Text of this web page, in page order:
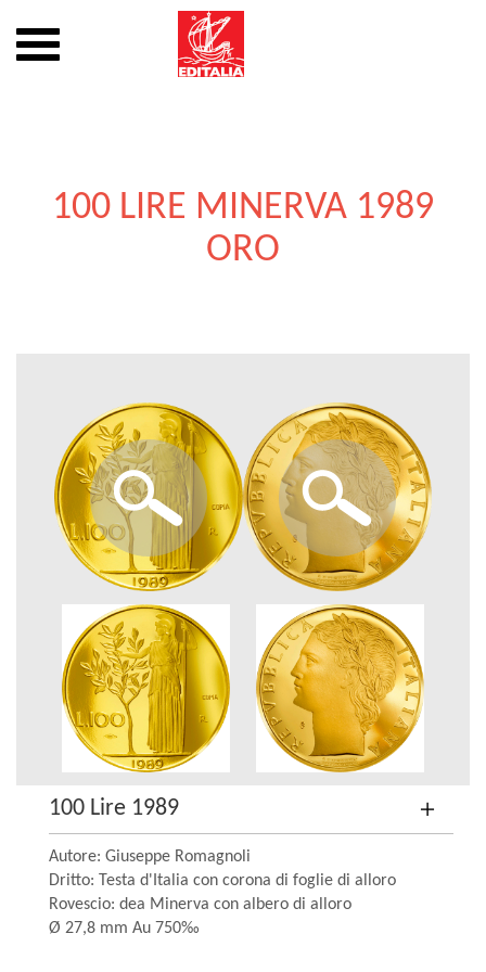
Mostra
o
100 LIRE MINERVA 1989
ORO
100 Lire 1989
Autore: Giuseppe Romagnoli
Dritto: Testa d'Italia con corona di foglie di alloro
Rovescio: dea Minerva con albero di alloro
Ø 27,8 mm Au 750‰